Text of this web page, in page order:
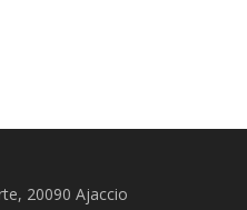
20090 Ajaccio